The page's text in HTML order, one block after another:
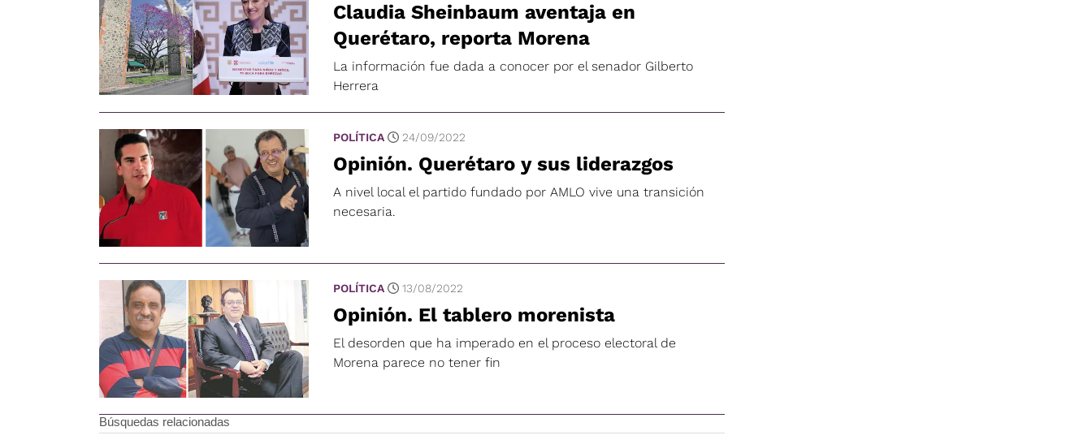
Claudia Sheinbaum aventaja en
Querétaro, reporta Morena
La información fue dada a conocer por el senador Gilberto
Herrera
POLÍTICA 24/09/2022
Opinión. Querétaro y sus liderazgos
A nivel local el partido fundado por AMLO vive una transición
necesaria.
POLÍTICA 13/08/2022
Opinión. El tablero morenista
El desorden que ha imperado en el proceso electoral de
Morena parece no tener fin